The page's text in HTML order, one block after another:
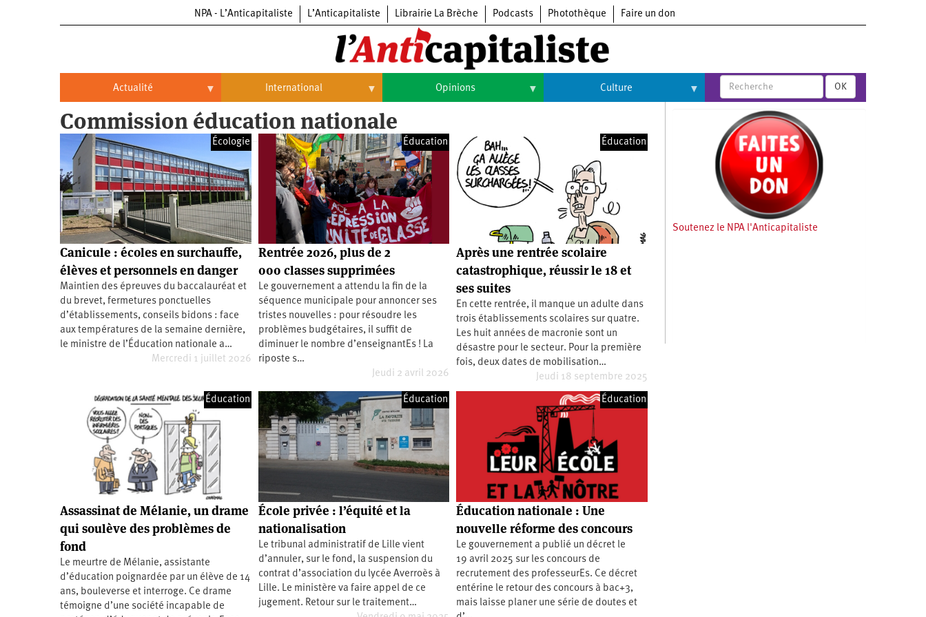
NPA - L’Anticapitaliste L’Anticapitaliste Librairie La Brèche Podcasts Photothèque Faire un don
Actualité
Actualité
Politique
Entreprises
Entreprises
Automobile
Commerce
Hôpitaux
SNCF
Oppressions
Oppressions
Féminisme
LGBTI
Économie
Éducation
Santé
Vidéos
département
International
International
Brésil
Chine
États-
Unis
Continents
Continents
Afrique
Amérique
du
Nord
Amérique
latine
Europe
Moyen-
Océanie
Opinions
Histoire
Culture
Cinéma
Expositions
Livres
OK
Commission éducation nationale
Écologie
Canicule : écoles en surchauffe,
élèves et personnels en danger
Maintien des épreuves du baccalauréat et
du brevet, fermetures ponctuelles
d’établissements, conseils bidons : face
aux températures de la semaine dernière,
le ministre de l’Éducation nationale a…
Mercredi 1 juillet 2026
Éducation
Rentrée 2026, plus de 2
000 classes supprimées
Le gouvernement a attendu la fin de la
séquence municipale pour annoncer ses
tristes nouvelles : pour résoudre les
problèmes budgétaires, il suffit de
diminuer le nombre d’enseignantEs ! La
riposte s…
Jeudi 2 avril 2026
Éducation
Après une rentrée scolaire
catastrophique, réussir le 18 et
ses suites
En cette rentrée, il manque un adulte dans
trois établissements scolaires sur quatre.
Les huit années de macronie sont un
désastre pour le secteur. Pour la première
fois, deux dates de mobilisation…
Jeudi 18 septembre 2025
Éducation
Assassinat de Mélanie, un drame
qui soulève des problèmes de
fond
Le meurtre de Mélanie, assistante
d’éducation poignardée par un élève de 14
ans, bouleverse et interroge. Ce drame
témoigne d’une société incapable de
Éducation
École privée : l’équité et la
nationalisation
Le tribunal administratif de Lille vient
d’annuler, sur le fond, la suspension du
contrat d’association du lycée Averroès à
Lille. Le ministère va faire appel de ce
jugement. Retour sur le traitement…
Éducation
Éducation nationale : Une
nouvelle réforme des concours
Le gouvernement a publié un décret le
19 avril 2025 sur les concours de
recrutement des professeurEs. Ce décret
entérine le retour des concours à bac+3,
mais laisse planer une série de doutes et
Soutenez le NPA l'Anticapitaliste